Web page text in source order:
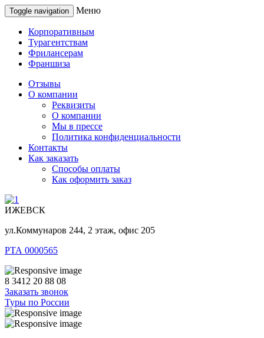
Toggle navigation Меню
Корпоративным
Турагентствам
Фрилансерам
Франшиза
Отзывы
О компании
Реквизиты
О компании
Мы в прессе
Политика конфиденциальности
Контакты
Как заказать
Способы оплаты
Как оформить заказ
ИЖЕВСК
ул.Коммунаров 244, 2 этаж, офис 205
РТА 0000565
8 3412 20 88 08
Заказать звонок
Туры по России